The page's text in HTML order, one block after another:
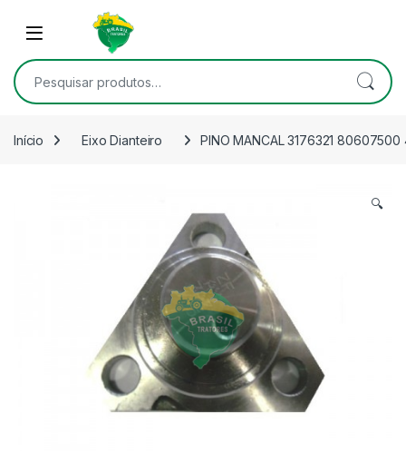
Skip to navigation
Open
Pesquisar por:
Início Eixo Dianteiro PINO MANCAL 3176321 80607500
🔍